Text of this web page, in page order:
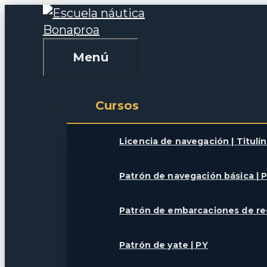
Menú
Cursos
Licencia de navegación | Titulín
Patrón de navegación básica |
Patrón de embarcaciones de
Patrón de yate | PY